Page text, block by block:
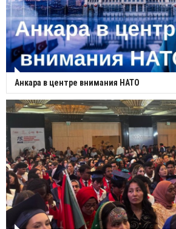
Анкара в центре внимания НАТО